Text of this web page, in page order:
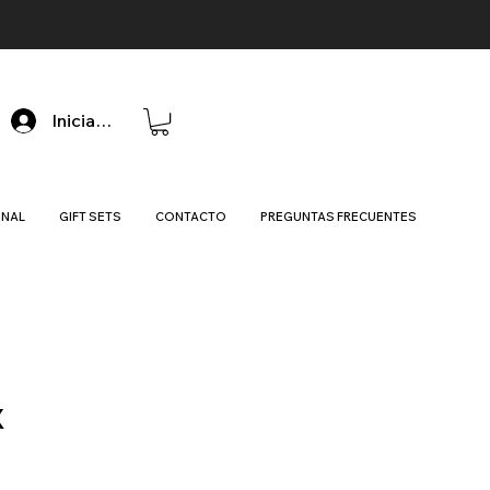
Iniciar sesión
GIFT SETS CONTACTO PREGUNTAS FRECUENTES